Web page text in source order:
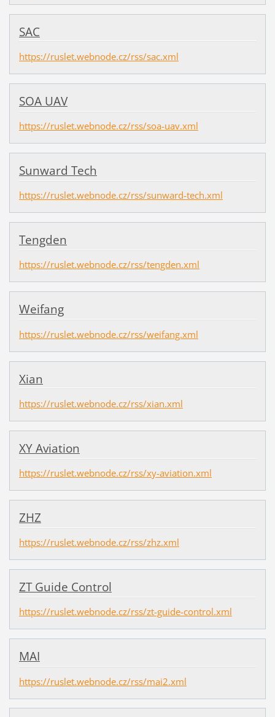
SAC
https://ruslet.webnode.cz/rss/sac.xml
SOA UAV
https://ruslet.webnode.cz/rss/soa-uav.xml
Sunward Tech
https://ruslet.webnode.cz/rss/sunward-tech.xml
Tengden
https://ruslet.webnode.cz/rss/tengden.xml
Weifang
https://ruslet.webnode.cz/rss/weifang.xml
Xian
https://ruslet.webnode.cz/rss/xian.xml
XY Aviation
https://ruslet.webnode.cz/rss/xy-aviation.xml
ZHZ
https://ruslet.webnode.cz/rss/zhz.xml
ZT Guide Control
https://ruslet.webnode.cz/rss/zt-guide-control.xml
MAI
https://ruslet.webnode.cz/rss/mai2.xml